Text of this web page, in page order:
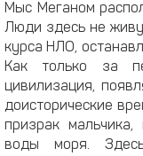
Мыс Меганом
Люди здесь не
курса НЛО,
Как только за
цивилизация,
доисторические
призрак
воды моря.